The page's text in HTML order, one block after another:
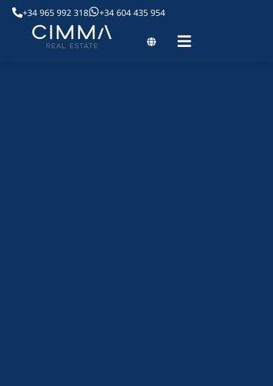
+34 965 992 318 +34 604 435 954